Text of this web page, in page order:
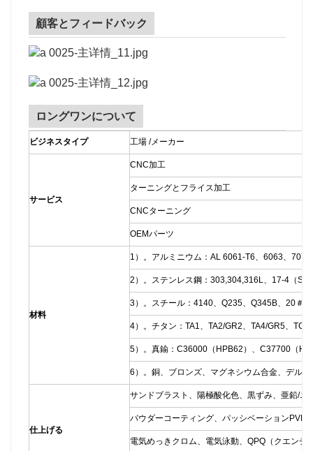
顧客とフィードバック
ロングワンについて
ビジネスタイプ 工場 /メーカー
サービス
CNC加工
ターニングとフライス加工
CNCターニング
OEMパーツ
材料
1）。アルミニウム：AL 6061-T6、6063、
2）。ステンレス鋼：303,304,316L、17-4（
3）。スチール：4140、Q235、Q345B、20＃
4）。チタン：TA1、TA2/GR2、TA4/GR5、TC4
5）。真鍮：C36000（HPB62）、C37700（
6）。銅、ブロンズ、マグネシウム合金、デル
仕上げる
サンドブラスト、陽極酸化色、黒ずみ、亜鉛/ニ
パウダーコーティング、パッシベーションPVD
電気めっきクロム、電気泳動、QPQ（クエンチ